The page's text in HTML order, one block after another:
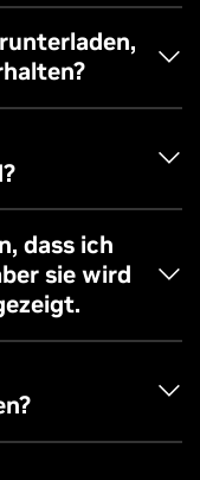
ihrer
für alle ist
der Einlöseseite
deine E-Mail-
neuer Prämien
dass ich
sie wird
um
angemeldet hast.
Kundensupport-